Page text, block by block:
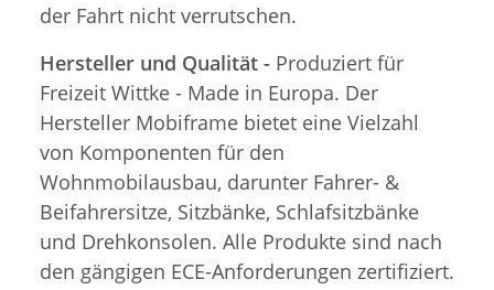
der Fahrt nicht verrutschen.
Hersteller und Qualität - Produziert für
Freizeit Wittke - Made in Europa. Der
Hersteller Mobiframe bietet eine Vielzahl
von Komponenten für den
Wohnmobilausbau, darunter Fahrer- &
Beifahrersitze, Sitzbänke, Schlafsitzbänke
und Drehkonsolen. Alle Produkte sind nach
den gängigen ECE-Anforderungen zertifiziert.